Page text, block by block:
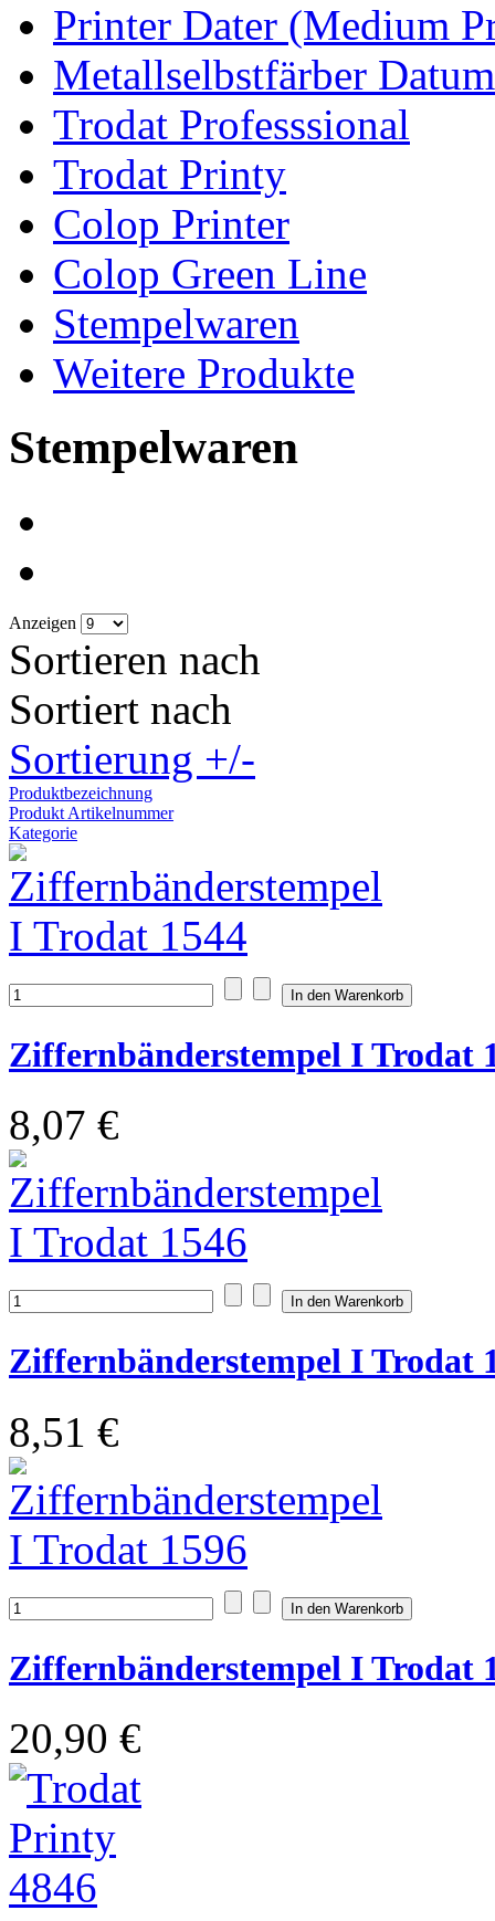
Printer Dater (Medium
Metallselbstfärber Datum
Trodat Professsional
Trodat Printy
Colop Printer
Colop Green Line
Stempelwaren
Weitere Produkte
Stempelwaren
Anzeigen
Sortieren nach
Sortiert nach
Sortierung +/-
Produktbezeichnung
Produkt Artikelnummer
Kategorie
Ziffernbänderstempel I Trodat
8,07 €
Ziffernbänderstempel I Trodat
8,51 €
Ziffernbänderstempel I Trodat
20,90 €